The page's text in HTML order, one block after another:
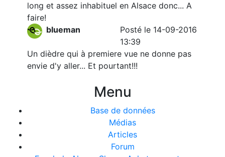
long et assez inhabituel en Alsace donc... A
faire!
blueman
Posté le 14-09-2016
13:39
Un dièdre qui à premiere vue ne donne pas
envie d'y aller... Et pourtant!!!
Menu
Base de données
Médias
Articles
Forum